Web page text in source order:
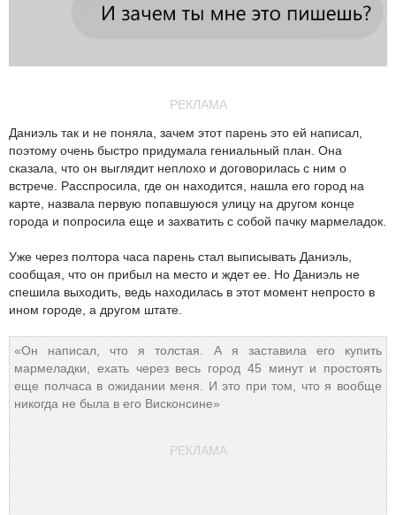
РЕКЛАМА
Даниэль так и не поняла, зачем этот парень это ей написал,
поэтому очень быстро придумала гениальный план. Она
сказала, что он выглядит неплохо и договорилась с ним о
встрече. Расспросила, где он находится, нашла его город на
карте, назвала первую попавшуюся улицу на другом конце
города и попросила еще и захватить с собой пачку мармеладок.
Уже через полтора часа парень стал выписывать Даниэль,
сообщая, что он прибыл на место и ждет ее. Но Даниэль не
спешила выходить, ведь находилась в этот момент непросто в
ином городе, а другом штате.
«Он написал, что я толстая. А я заставила его купить
мармеладки, ехать через весь город 45 минут и простоять
еще полчаса в ожидании меня. И это при том, что я вообще
никогда не была в его Висконсине»
РЕКЛАМА